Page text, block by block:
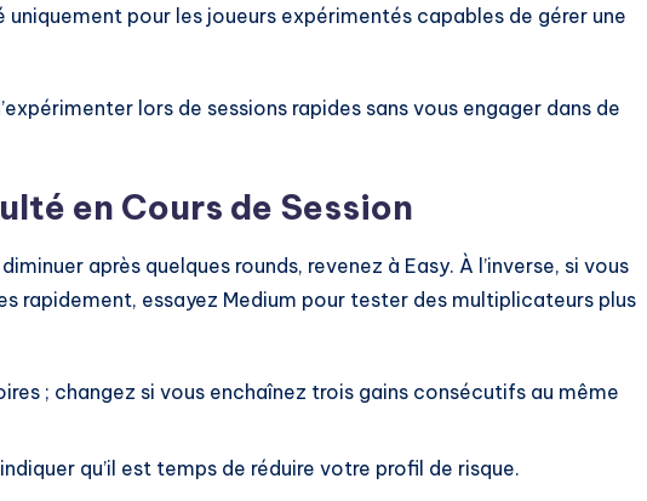
uniquement pour les joueurs expérimentés capables de gérer une
lors de sessions rapides sans vous engager dans de
en Cours de Session
après quelques rounds, revenez à Easy. À l’inverse, si vous
rapidement, essayez Medium pour tester des multiplicateurs plus
; changez si vous enchaînez trois gains consécutifs au même
qu’il est temps de réduire votre profil de risque.